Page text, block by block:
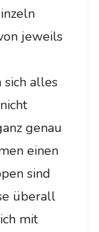
jeweils
alles
genau
einen
sind
überall
mit